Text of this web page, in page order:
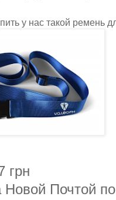
у нас такой ремень
грн
Новой Почтой